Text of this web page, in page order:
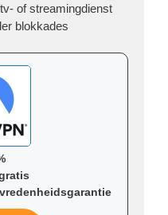
of streamingdienst
blokkades